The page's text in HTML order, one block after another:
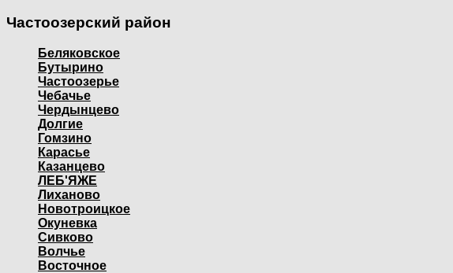
Частоозерский район
Беляковское
Бутырино
Частоозерье
Чебачье
Чердынцево
Долгие
Гомзино
Карасье
Казанцево
ЛЕБ'ЯЖЕ
Лиханово
Новотроицкое
Окуневка
Сивково
Волчье
Восточное